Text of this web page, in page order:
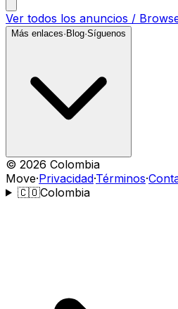
Ver todos los anuncios /
Más enlaces·Blog·Síguenos
© 2026 Colombia
Move·Privacidad·Términos·
🇨🇴Colombia